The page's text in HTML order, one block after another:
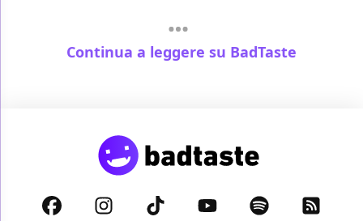
Continua a leggere su BadTaste